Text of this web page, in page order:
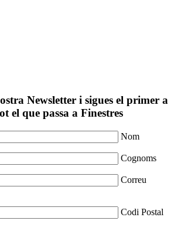
Newsletter i sigues el primer a
el que passa a Finestres
Nom
Cognoms
Correu
Codi Postal